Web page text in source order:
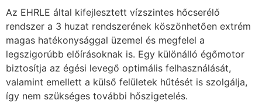
Az EHRLE által kifejlesztett vízszintes hőcserélő
rendszer a 3 huzat rendszerének köszönhetően extrém
magas hatékonysággal üzemel és megfelel a
legszigorúbb előírásoknak is. Egy különálló égőmotor
biztosítja az égési levegő optimális felhasználását,
valamint emellett a külső felületek hűtését is szolgálja,
így nem szükséges további hőszigetelés.